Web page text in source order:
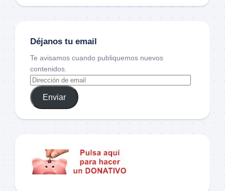
Déjanos tu email
Te avisamos cuando publiquemos nuevos
contenidos.
Enviar